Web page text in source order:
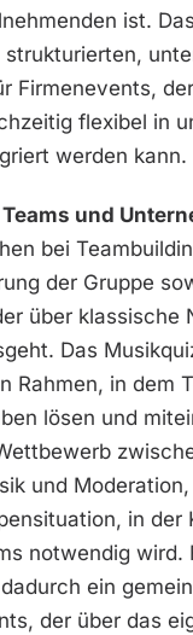
ist.
Firmenevents,
flexibel in
werden kann.
und
bei
der Gruppe
über klassische
Das
Rahmen, in dem
lösen und
und
in der
notwendig wird.
ein
der über das